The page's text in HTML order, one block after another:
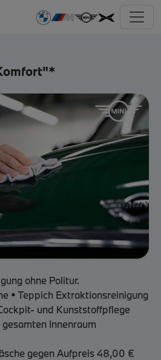
ohne Politur.
• Teppich Extraktionsreinigung
und Kunststoffpflege
Innenraum
gegen Aufpreis 48,00 €